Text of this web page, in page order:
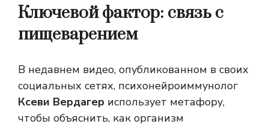
Ключевой фактор: связь с
пищеварением
В недавнем видео, опубликованном в своих
социальных сетях, психонейроиммунолог
Ксеви Вердагер использует метафору,
чтобы объяснить, как организм